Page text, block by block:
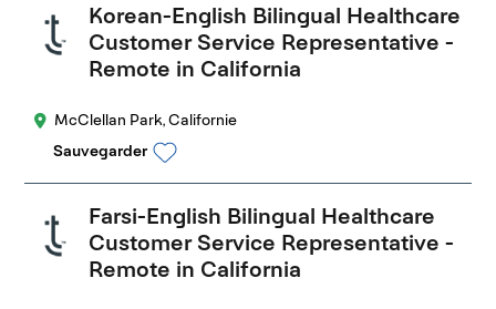
Korean-English Bilingual Healthcare
Customer Service Representative -
Remote in California
McClellan Park, Californie
Sauvegarder
Farsi-English Bilingual Healthcare
Customer Service Representative -
Remote in California